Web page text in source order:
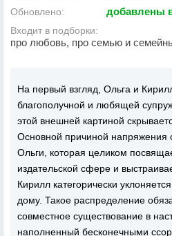
Обновлено: добавлены
Входит в подборки:
про любовь, про семью и
На первый взгляд, Ольга и
благополучной и любящей
этой внешней картиной
Основной причиной напряжения
Ольги, которая целиком
издательской сфере и
Кирилл категорически
дому. Такое распределение
совместное существование в
наполненный бесконечными